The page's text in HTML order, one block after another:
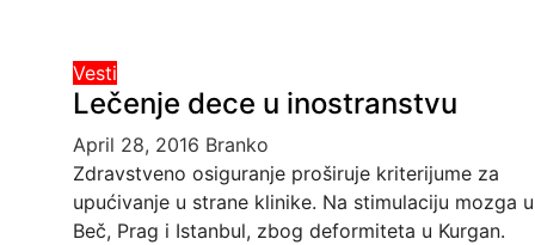
Vesti
Lečenje dece u inostranstvu
April 28, 2016 Branko
Zdravstveno osiguranje proširuje kriterijume za
upućivanje u strane klinike. Na stimulaciju mozga u
Beč, Prag i Istanbul, zbog deformiteta u Kurgan.